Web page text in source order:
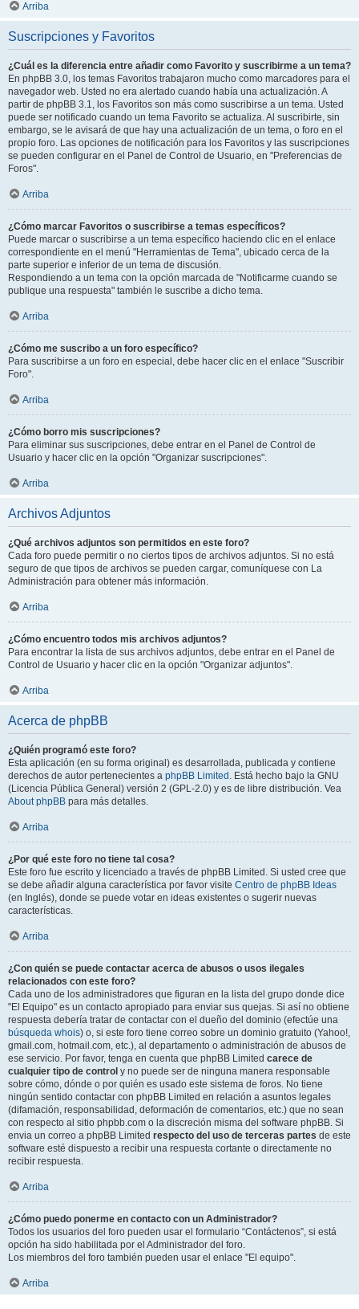
Arriba
Suscripciones y Favoritos
¿Cuál es la diferencia entre añadir como Favorito y suscribirme a un tema?
En phpBB 3.0, los temas Favoritos trabajaron mucho como marcadores para el
navegador web. Usted no era alertado cuando había una actualización. A
partir de phpBB 3.1, los Favoritos son más como suscribirse a un tema. Usted
puede ser notificado cuando un tema Favorito se actualiza. Al suscribirte, sin
embargo, se le avisará de que hay una actualización de un tema, o foro en el
propio foro. Las opciones de notificación para los Favoritos y las suscripciones
se pueden configurar en el Panel de Control de Usuario, en "Preferencias de
Foros".
Arriba
¿Cómo marcar Favoritos o suscribirse a temas específicos?
Puede marcar o suscribirse a un tema específico haciendo clic en el enlace
correspondiente en el menú "Herramientas de Tema", ubicado cerca de la
parte superior e inferior de un tema de discusión.
Respondiendo a un tema con la opción marcada de "Notificarme cuando se
publique una respuesta" también le suscribe a dicho tema.
Arriba
¿Cómo me suscribo a un foro específico?
Para suscribirse a un foro en especial, debe hacer clic en el enlace "Suscribir
Foro".
Arriba
¿Cómo borro mis suscripciones?
Para eliminar sus suscripciones, debe entrar en el Panel de Control de
Usuario y hacer clic en la opción "Organizar suscripciones".
Arriba
Archivos Adjuntos
¿Qué archivos adjuntos son permitidos en este foro?
Cada foro puede permitir o no ciertos tipos de archivos adjuntos. Si no está
seguro de que tipos de archivos se pueden cargar, comuníquese con La
Administración para obtener más información.
Arriba
¿Cómo encuentro todos mis archivos adjuntos?
Para encontrar la lista de sus archivos adjuntos, debe entrar en el Panel de
Control de Usuario y hacer clic en la opción "Organizar adjuntos".
Arriba
Acerca de phpBB
¿Quién programó este foro?
Esta aplicación (en su forma original) es desarrollada, publicada y contiene
derechos de autor pertenecientes a phpBB Limited . Está hecho bajo la GNU
(Licencia Pública General) versión 2 (GPL-2.0) y es de libre distribución. Vea
About phpBB para más detalles.
Arriba
¿Por qué este foro no tiene tal cosa?
Este foro fue escrito y licenciado a través de phpBB Limited. Si usted cree que
se debe añadir alguna característica por favor visite Centro de phpBB Ideas
(en Inglés), donde se puede votar en ideas existentes o sugerir nuevas
características.
Arriba
¿Con quién se puede contactar acerca de abusos o usos ilegales
relacionados con este foro?
Cada uno de los administradores que figuran en la lista del grupo donde dice
"El Equipo" es un contacto apropiado para enviar sus quejas. Si así no obtiene
respuesta debería tratar de contactar con el dueño del dominio (efectúe una
búsqueda whois) o, si este foro tiene correo sobre un dominio gratuito (Yahoo!,
gmail.com, hotmail.com, etc.), al departamento o administración de abusos de
ese servicio. Por favor, tenga en cuenta que phpBB Limited carece de
cualquier tipo de control y no puede ser de ninguna manera responsable
sobre cómo, dónde o por quién es usado este sistema de foros. No tiene
ningún sentido contactar con phpBB Limited en relación a asuntos legales
(difamación, responsabilidad, deformación de comentarios, etc.) que no sean
con respecto al sitio phpbb.com o la discreción misma del software phpBB. Si
envia un correo a phpBB Limited respecto del uso de terceras partes de este
software esté dispuesto a recibir una respuesta cortante o directamente no
recibir respuesta.
Arriba
¿Cómo puedo ponerme en contacto con un Administrador?
Todos los usuarios del foro pueden usar el formulario “Contáctenos”, si está
opción ha sido habilitada por el Administrador del foro.
Los miembros del foro también pueden usar el enlace "El equipo".
Arriba